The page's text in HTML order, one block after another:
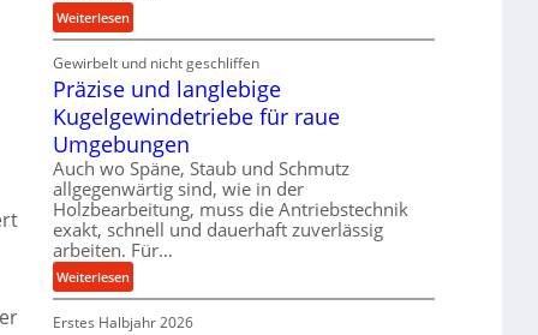
c
e
b
e
i
m
D
r
ü
k
p
r
o
Weiterlesen:
K
u
g
l
g
e
w
i
n
d
e
Gewirbelt und nicht geschliffen
Präzise und langlebige
Kugelgewindetriebe für raue
Umgebungen
Auch wo Späne, Staub und Schmutz
allgegenwärtig sind, wie in der
Holzbearbeitung, muss die Antriebstechnik
exakt, schnell und dauerhaft zuverlässig
arbeiten. Für…
Weiterlesen:
P
r
Erstes Halbjahr 2026